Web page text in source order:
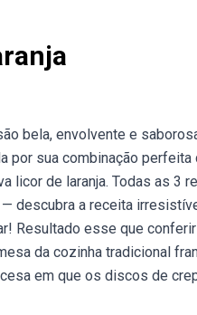
bela, envolvente e
por sua combinação
licor de laranja. Todas as 3
descubra a receita
Resultado esse que
da cozinha tradicional
em que os discos de